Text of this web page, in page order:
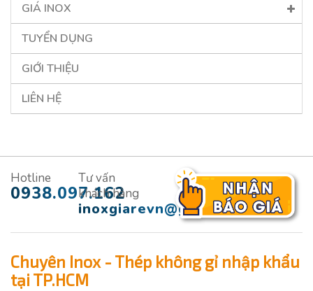
GIÁ INOX
TUYỂN DỤNG
GIỚI THIỆU
LIÊN HỆ
Hotline
0938.097.162
Tư vấn
khách hàng
inoxgiarevn@gmail.com
Chuyên Inox - Thép không gỉ nhập khẩu
tại TP.HCM